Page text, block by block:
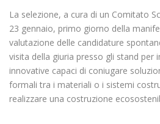
La selezione, a cura di un Comitato
23 gennaio, primo giorno della
valutazione delle candidature
visita della giuria presso gli stand per
innovative capaci di coniugare
formali tra i materiali o i sistemi
realizzare una costruzione